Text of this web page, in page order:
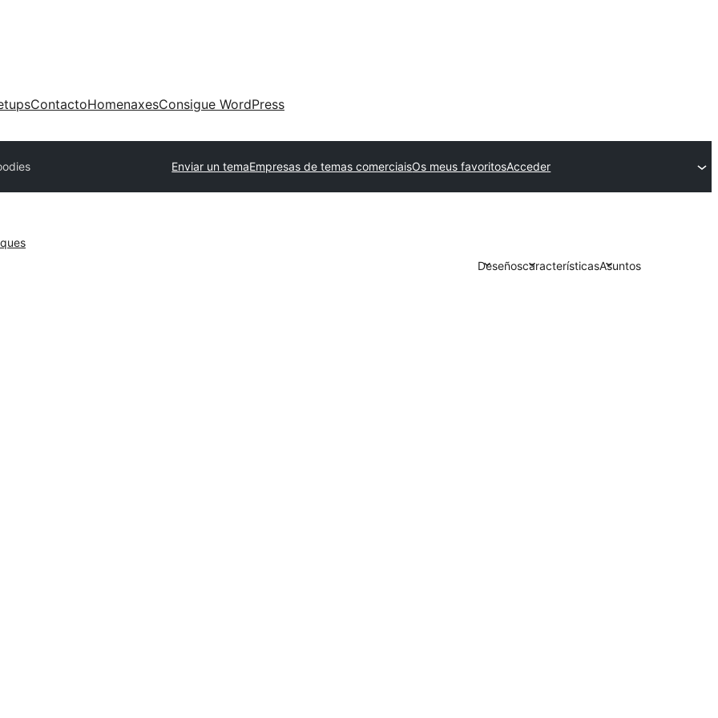
ContactoHomenaxesConsigue WordPress
Enviar un temaEmpresas de temas comerciaisOs meus favoritosAcceder
DeseñoscaracterísticasAsuntos